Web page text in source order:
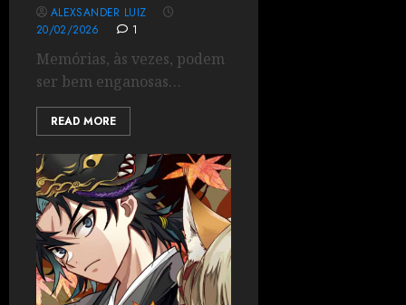
ALEXSANDER LUIZ
20/02/2026
1
Memórias, às vezes, podem
ser bem enganosas…
READ MORE